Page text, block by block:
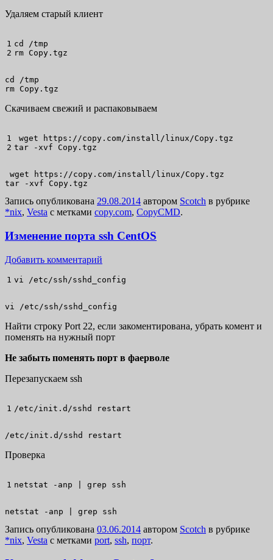
Удаляем старый клиент
1 cd /
rm Copy.tgz
cd /tmp
rm Copy.tgz
Скачиваем свежий и распаковываем
1
wget https: //copy.com/install/ linux/
tar
-xvf Copy.tgz
wget https://copy.com/install/linux/Copy.tgz
tar -xvf Copy.tgz
Запись опубликована 29.08.2014 автором Scotch в рубрике
*nix, Vesta с метками copy.com, CopyCMD.
Изменение порта ssh CentOS
Добавить комментарий
vi /etc /ssh /sshd_config
vi /etc/ssh/sshd_config
Найти строку Port 22, если закоментирована, убрать комент и
поменять на нужный порт
Не забыть поменять порт в фаерволе
Перезапускаем ssh
/etc /init.d /sshd restart
/etc/init.d/sshd restart
Проверка
netstat -anp grep ssh
netstat -anp | grep ssh
Запись опубликована 03.06.2014 автором Scotch в рубрике
*nix, Vesta с метками port, ssh, порт.